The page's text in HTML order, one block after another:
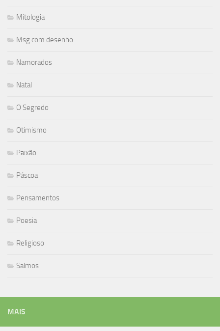
Mitologia
Msg com desenho
Namorados
Natal
O Segredo
Otimismo
Paixão
Páscoa
Pensamentos
Poesia
Religioso
Salmos
MAIS